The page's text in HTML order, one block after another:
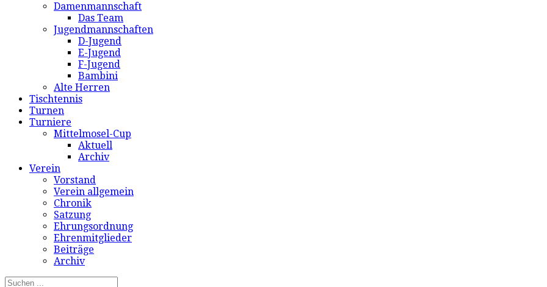
Damenmannschaft
Das Team
Jugendmannschaften
D-Jugend
E-Jugend
F-Jugend
Bambini
Alte Herren
Tischtennis
Turnen
Turniere
Mittelmosel-Cup
Aktuell
Archiv
Verein
Vorstand
Verein allgemein
Chronik
Satzung
Ehrungsordnung
Ehrenmitglieder
Beiträge
Archiv